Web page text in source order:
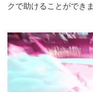
クで助けることができま